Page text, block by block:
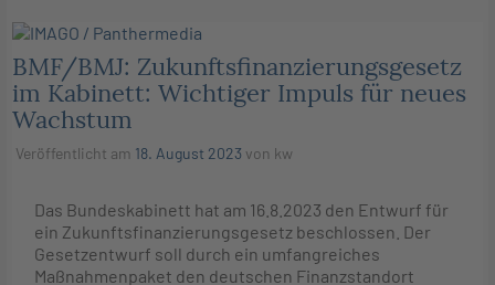
BMF/BMJ: Zukunftsfinanzierungsgesetz
im Kabinett: Wichtiger Impuls für neues
Wachstum
Veröffentlicht am 18. August 2023 von kw
Das Bundeskabinett hat am 16.8.2023 den Entwurf für
ein Zukunftsfinanzierungsgesetz beschlossen. Der
Gesetzentwurf soll durch ein umfangreiches
Maßnahmenpaket den deutschen Finanzstandort